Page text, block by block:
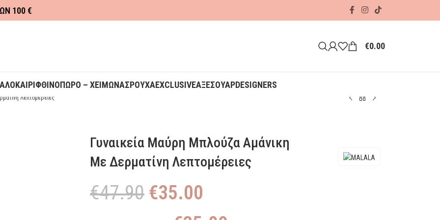
100 €
€0.00
ΦΘΙΝΟΠΩΡΟ – ΧΕΙΜΩΝΑΣΡΟΥΧΑEXCLUSIVEΑΞΕΣΟΥΑΡDESIGNERS
Λεπτομέρειες
Γυναικεία Μαύρη Μπλούζα Αμάνικη
Με Δερματίνη Λεπτομέρειες
€47.90 €35.00